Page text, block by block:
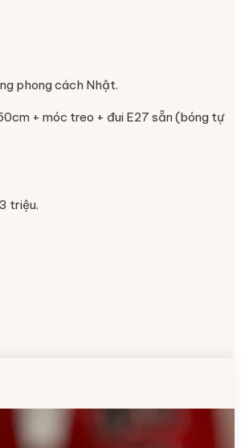
phong cách Nhật.
+ móc treo + đui E27 sẵn (bóng tự
triệu.